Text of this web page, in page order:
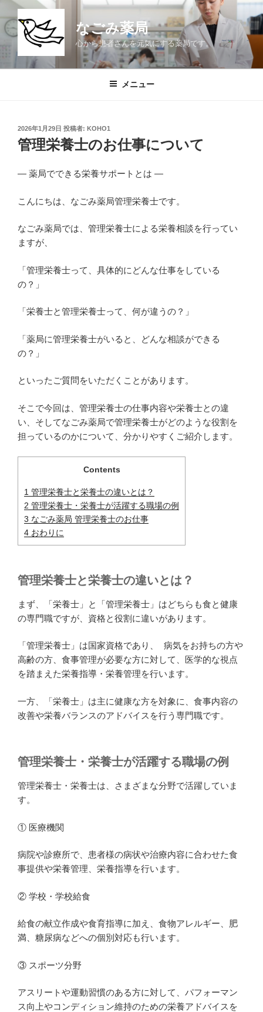
ン
テ
なごみ薬局
心から患者さんを元気にする薬局です。
メニュー
投
稿
日:
2026年1月29日 投稿者: KOHO1
管理栄養士のお仕事について
― 薬局でできる栄養サポートとは ―
こんにちは、なごみ薬局管理栄養士です。
なごみ薬局では、管理栄養士による栄養相談を行ってい
ますが、
「管理栄養士って、具体的にどんな仕事をしている
の？」
「栄養士と管理栄養士って、何が違うの？」
「薬局に管理栄養士がいると、どんな相談ができる
の？」
といったご質問をいただくことがあります。
そこで今回は、管理栄養士の仕事内容や栄養士との違
い、そしてなごみ薬局で管理栄養士がどのような役割を
担っているのかについて、分かりやすくご紹介します。
Contents
1 管理栄養士と栄養士の違いとは？
2 管理栄養士・栄養士が活躍する職場の例
3 なごみ薬局 管理栄養士のお仕事
4 おわりに
管理栄養士と栄養士の違いとは？
まず、「栄養士」と「管理栄養士」はどちらも食と健康
の専門職ですが、資格と役割に違いがあります。
「管理栄養士」は国家資格であり、 病気をお持ちの方や
高齢の方、食事管理が必要な方に対して、医学的な視点
を踏まえた栄養指導・栄養管理を行います。
一方、「栄養士」は主に健康な方を対象に、食事内容の
改善や栄養バランスのアドバイスを行う専門職です。
管理栄養士・栄養士が活躍する職場の例
管理栄養士・栄養士は、さまざまな分野で活躍していま
す。
① 医療機関
病院や診療所で、患者様の病状や治療内容に合わせた食
事提供や栄養管理、栄養指導を行います。
② 学校・学校給食
給食の献立作成や食育指導に加え、食物アレルギー、肥
満、糖尿病などへの個別対応も行います。
③ スポーツ分野
アスリートや運動習慣のある方に対して、パフォーマン
ス向上やコンディション維持のための栄養アドバイスを